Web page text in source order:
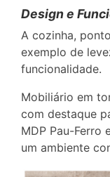
Design e
A cozinha,
exemplo de
funcionalidade.
Mobiliário em
com destaque
MDP Pau-Ferro
um ambiente